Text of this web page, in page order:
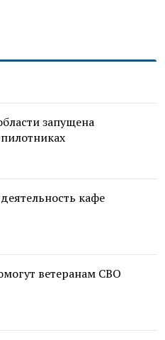
запущена
кафе
ветеранам СВО